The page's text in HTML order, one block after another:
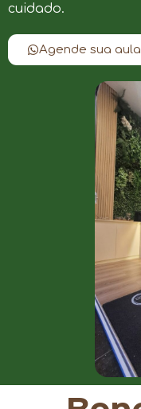
cuidado.
Agende sua